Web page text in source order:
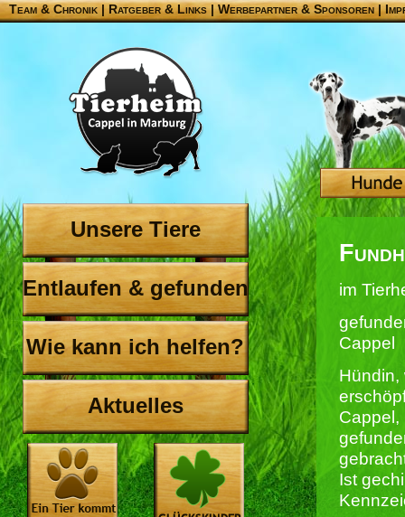
Team & Chronik |Ratgeber & Links|Werbepartner & Sponsoren|
Unsere Tiere
Entlaufen & gefunden
Wie kann ich helfen?
Aktuelles
im
Cappel
Hündin,
Cappel,
Ist